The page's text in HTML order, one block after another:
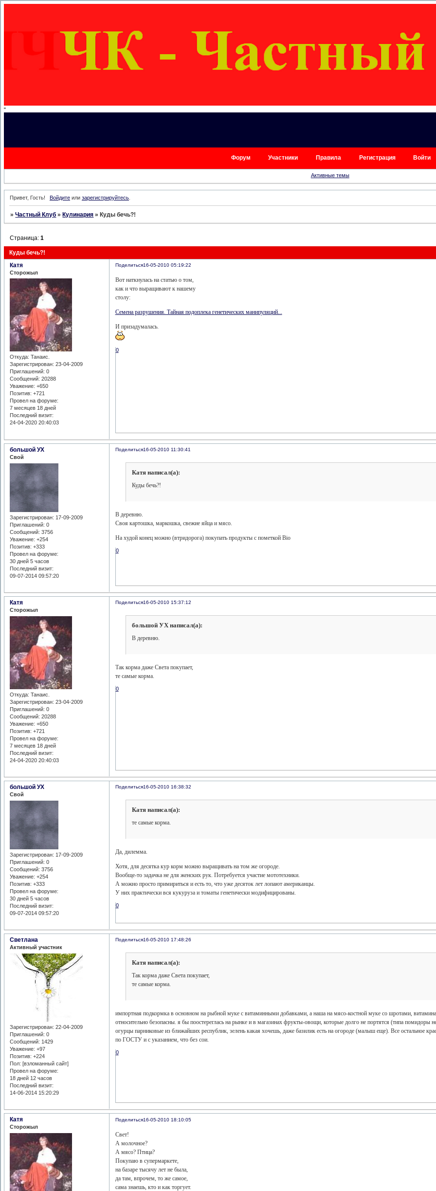
"
Форум Участники Правила Регистрация Войти
Активные темы
Привет, Гость! Войдитеили зарегистрируйтесь.
»Частный Клуб » Кулинария » Куды бечь?!
Куды бечь?!
Страница:1
Поделиться16-05-2010 05:19:22
Катя
Сторожыл
Откуда: Танаис.
Зарегистрирован: 23-04-2009
Приглашений: 0
Сообщений: 20288
Уважение: +650
Позитив: +721
Провел на форуме:
7 месяцев 18 дней
Последний визит:
24-04-2020 20:40:03
Вот наткнулась на статью о том,
как и что выращивают к нашему
столу:
Семена разрушения. Тайная подоплека генетических манипуляций...
И призадумалась.
0
Поделиться16-05-2010 11:30:41
большой УХ
Свой
Зарегистрирован: 17-09-2009
Приглашений: 0
Сообщений: 3756
Уважение: +254
Позитив: +333
Провел на форуме:
30 дней 5 часов
Последний визит:
09-07-2014 09:57:20
Катя написал(а):
Куды бечь?!
В деревню.
Своя картошка, маркошка, свежие яйца и мясо.
На худой конец можно (втридорога) покупать продукты с пометкой Bio
0
Поделиться16-05-2010 15:37:12
Катя
Сторожыл
Откуда: Танаис.
Зарегистрирован: 23-04-2009
Приглашений: 0
Сообщений: 20288
Уважение: +650
Позитив: +721
Провел на форуме:
7 месяцев 18 дней
Последний визит:
24-04-2020 20:40:03
большой УХ написал(а):
В деревню.
Так корма даже Света покупает,
те самые корма.
0
Поделиться16-05-2010 16:38:32
большой УХ
Свой
Зарегистрирован: 17-09-2009
Приглашений: 0
Сообщений: 3756
Уважение: +254
Позитив: +333
Провел на форуме:
30 дней 5 часов
Последний визит:
09-07-2014 09:57:20
Катя написал(а):
те самые корма.
Да, дилемма.
Хотя, для десятка кур корм можно выращивать на том же огороде.
Вообще-то задачка не для женских рук. Потребуется участие мототехники.
А можно просто примириться и есть то, что уже десяток лет лопают американцы.
У них практически вся кукуруза и томаты генетически модифицированы.
0
Поделиться16-05-2010 17:48:26
Светлана
Активный участник
Зарегистрирован: 22-04-2009
Приглашений: 0
Сообщений: 1429
Уважение: +97
Позитив: +224
Пол: [взломанный сайт]
Провел на форуме:
18 дней 12 часов
Последний визит:
14-06-2014 15:20:29
Катя написал(а):
Так корма даже Света покупает,
те самые корма.
импортная подкормка в основном на рыбной муке с витаминными добавками, а наша на мясо-костной муке со шротами,
относительно безопасны. я бы поостереглась на рынке и в магазинах фрукты-овощи, которые долго не портятся (типа помидоры
огурцы парниковые из ближайших республик, зелень какая хочешь, даже базилик есть на огороде (малыш еще). Все остальное
по ГОСТУ и с указанием, что без сои.
0
Поделиться16-05-2010 18:10:05
Катя
Сторожыл
Свет!
А молочное?
А мясо? Птица?
Покупаю в супермаркете,
на базаре тысячу лет не была,
да там, впрочем, то же самое,
сама знаешь, кто и как торгует.